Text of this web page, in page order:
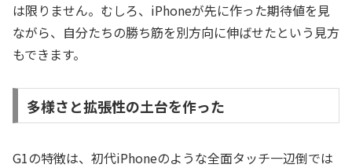
は限りません。むしろ、iPhoneが先に作った期待値を見
ながら、自分たちの勝ち筋を別方向に伸ばせたという見方
もできます。
多様さと拡張性の土台を作った
G1の特徴は、初代iPhoneのような全面タッチ一辺倒では